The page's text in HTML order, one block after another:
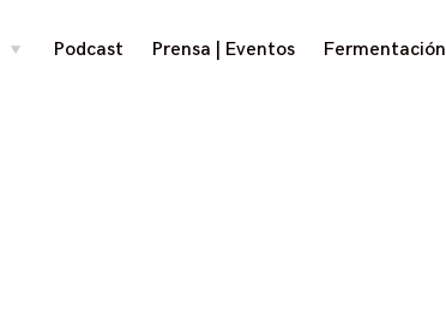
toggle
Podcast Prensa | Eventos
Fermentación